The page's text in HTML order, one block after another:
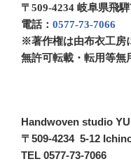
〒509-4234 岐阜県飛
電話： 0577-73-7066
※著作権は由布衣工房
無許可転載・転用等無
Handwoven studio
〒509-4234 5-12
TEL 0577-73-7066